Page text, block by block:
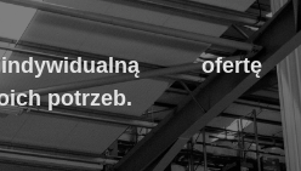
ofertę
potrzeb.